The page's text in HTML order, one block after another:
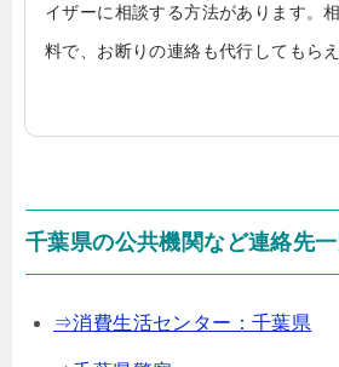
イザーに相談する方法があります。
料で、お断りの連絡も代行してもらえ
千葉県の公共機関など連絡先
⇒消費生活センター：千葉県